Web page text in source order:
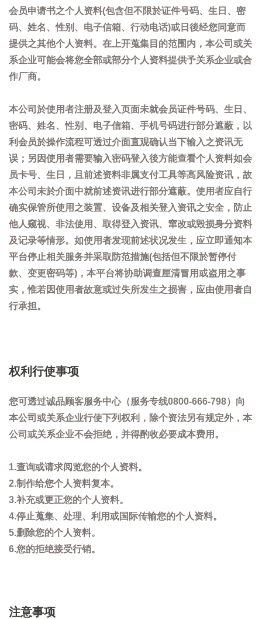
会员申请书之个人资料(包含但不限於证件号码、生日、密
码、姓名、性别、电子信箱、行动电话)或日後经您同意而
提供之其他个人资料。在上开蒐集目的范围内，本公司或关
系企业可能会将您全部或部分个人资料提供予关系企业或合
作厂商。
本公司於使用者注册及登入页面未就会员证件号码、生日、
密码、姓名、性别、电子信箱、手机号码进行部分遮蔽，以
利会员於操作流程可透过介面直观确认当下输入之资讯无
误；另因使用者需要输入密码登入後方能查看个人资料如会
员卡号、生日，且前述资料非属支付工具等高风险资讯，故
本公司未於介面中就前述资讯进行部分遮蔽。使用者应自行
确实保管所使用之装置、设备及相关登入资讯之安全，防止
他人窥视、非法使用、取得登入资讯、窜改或毁损身分资料
及记录等情形。如使用者发现前述状况发生，应立即通知本
平台停止相关服务并采取防范措施(包括但不限於暂停付
款、变更密码等)，本平台将协助调查厘清冒用或盗用之事
实，惟若因使用者故意或过失所发生之损害，应由使用者自
行承担。
权利行使事项
您可透过诚品顾客服务中心（服务专线0800-666-798）向
本公司或关系企业行使下列权利，除个资法另有规定外，本
公司或关系企业不会拒绝，并得酌收必要成本费用。
1.查询或请求阅览您的个人资料。
2.制作给您个人资料复本。
3.补充或更正您的个人资料。
4.停止蒐集、处理、利用或国际传输您的个人资料。
5.删除您的个人资料。
6.您的拒绝接受行销。
注意事项